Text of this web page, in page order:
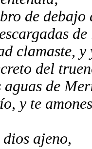
de
de
clamaste,
del
de
y te
ajeno,